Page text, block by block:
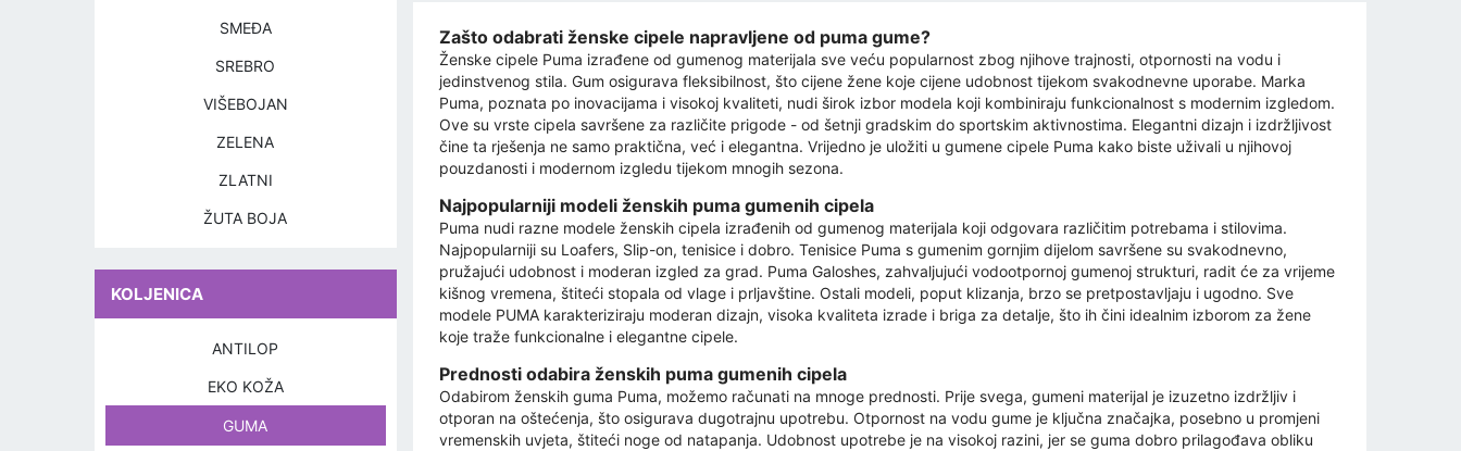
Zašto odabrati ženske cipele napravljene od puma gume?
Ženske cipele Puma izrađene od gumenog materijala sve veću popularnost zbog njihove trajnosti, otpornosti na vodu i
jedinstvenog stila. Gum osigurava fleksibilnost, što cijene žene koje cijene udobnost tijekom svakodnevne uporabe. Marka
Puma, poznata po inovacijama i visokoj kvaliteti, nudi širok izbor modela koji kombiniraju funkcionalnost s modernim izgledom.
Ove su vrste cipela savršene za različite prigode - od šetnji gradskim do sportskim aktivnostima. Elegantni dizajn i izdržljivost
čine ta rješenja ne samo praktična, već i elegantna. Vrijedno je uložiti u gumene cipele Puma kako biste uživali u njihovoj
pouzdanosti i modernom izgledu tijekom mnogih sezona.
Najpopularniji modeli ženskih puma gumenih cipela
Puma nudi razne modele ženskih cipela izrađenih od gumenog materijala koji odgovara različitim potrebama i stilovima.
Najpopularniji su Loafers, Slip-on, tenisice i dobro. Tenisice Puma s gumenim gornjim dijelom savršene su svakodnevno,
pružajući udobnost i moderan izgled za grad. Puma Galoshes, zahvaljujući vodootpornoj gumenoj strukturi, radit će za vrijeme
kišnog vremena, štiteći stopala od vlage i prljavštine. Ostali modeli, poput klizanja, brzo se pretpostavljaju i ugodno. Sve
modele PUMA karakteriziraju moderan dizajn, visoka kvaliteta izrade i briga za detalje, što ih čini idealnim izborom za žene
koje traže funkcionalne i elegantne cipele.
Prednosti odabira ženskih puma gumenih cipela
Odabirom ženskih guma Puma, možemo računati na mnoge prednosti. Prije svega, gumeni materijal je izuzetno izdržljiv i
otporan na oštećenja, što osigurava dugotrajnu upotrebu. Otpornost na vodu gume je ključna značajka, posebno u promjeni
vremenskih uvjeta, štiteći noge od natapanja. Udobnost upotrebe je na visokoj razini, jer se guma dobro prilagođava obliku
SMEĐA
SREBRO
VIŠEBOJAN
ZELENA
ZLATNI
ŽUTA BOJA
KOLJENICA
ANTILOP
EKO KOŽA
GUMA